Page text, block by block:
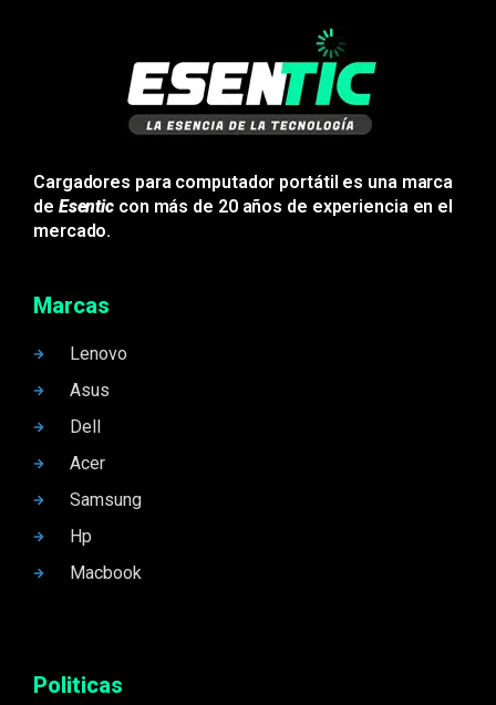
Cargadores para computador portátil es una marca
de Esentic con más de 20 años de experiencia en el
mercado.
Marcas
Lenovo
Asus
Dell
Acer
Samsung
Hp
Macbook
Politicas